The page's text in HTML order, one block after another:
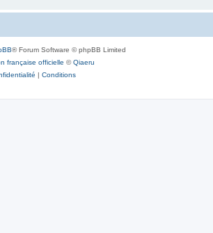
® Forum Software © phpBB Limited
française officielle ©Qiaeru
| Conditions